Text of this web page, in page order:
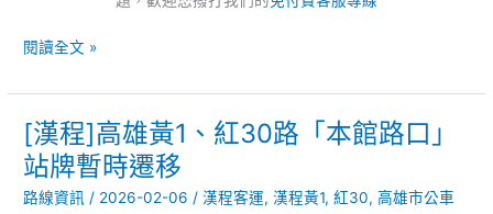
閱讀全文 »
[漢程]高雄黃1、紅30路「本館路口」
站牌暫時遷移
路線資訊 / 2026-02-06/漢程客運,漢程黃1,紅30,高雄市公車
[漢
程]
高
雄